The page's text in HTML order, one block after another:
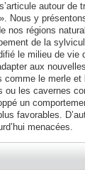
autour de
Nous y
nos régions
de la
le milieu de vie
aux
le merle et
ou les cavernes
un
favorables.
menacées.